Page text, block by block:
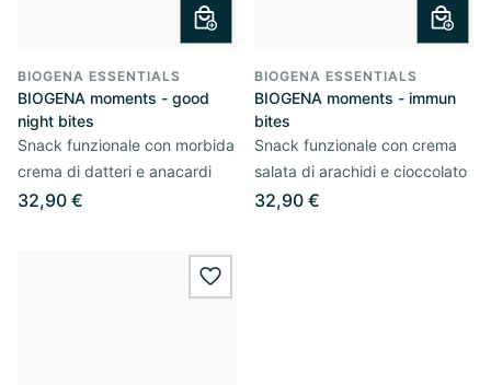
BIOGENA ESSENTIALS
BIOGENA moments - good
night bites
Snack funzionale con morbida
crema di datteri e anacardi
32,90 €
BIOGENA ESSENTIALS
BIOGENA moments - immun
bites
Snack funzionale con crema
salata di arachidi e cioccolato
32,90 €
wishlist.add